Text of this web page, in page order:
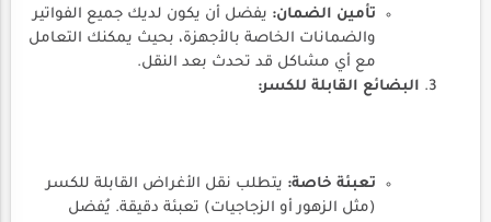
تأمين الضمان: يفضل أن يكون لديك جميع الفواتير
والضمانات الخاصة بالأجهزة، بحيث يمكنك التعامل
مع أي مشاكل قد تحدث بعد النقل.
البضائع القابلة للكسر:
تعبئة خاصة: يتطلب نقل الأغراض القابلة للكسر
(مثل الزهور أو الزجاجيات) تعبئة دقيقة. يُفضل